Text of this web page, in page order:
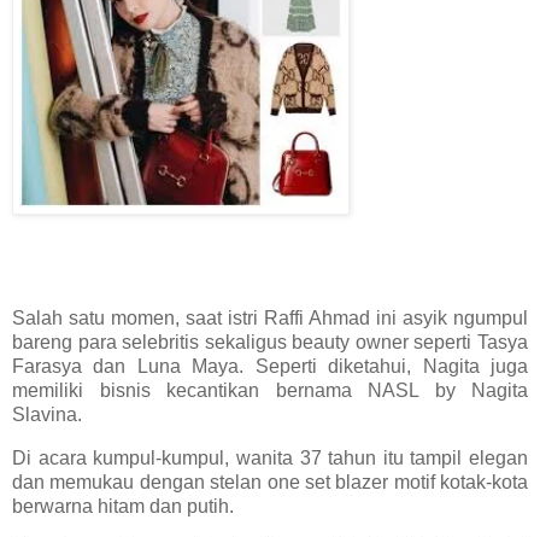
Salah satu momen, saat istri Raffi Ahmad ini asyik ngumpul
bareng para selebritis sekaligus beauty owner seperti Tasya
Farasya dan Luna Maya. Seperti diketahui, Nagita juga
memiliki bisnis kecantikan bernama NASL by Nagita
Slavina.
Di acara kumpul-kumpul, wanita 37 tahun itu tampil elegan
dan memukau dengan stelan one set blazer motif kotak-kota
berwarna hitam dan putih.